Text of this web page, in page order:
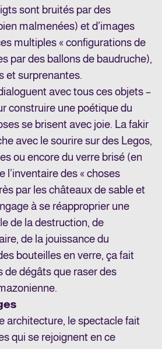
sont bruités par des
malmenées) et d’images
multiples « configurations de
par des ballons de baudruche),
et surprenantes.
avec tous ces objets –
construire une poétique du
se brisent avec joie. La fakir
avec le sourire sur des Legos,
ou encore du verre brisé (en
l’inventaire des « choses
par les châteaux de sable et
à se réapproprier une
de la destruction, de
de la jouissance du
bouteilles en verre, ça fait
de dégâts que raser des
architecture, le spectacle fait
qui se rejoignent en ce